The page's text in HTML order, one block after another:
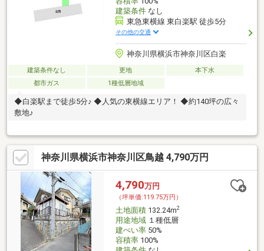
建築条件なし
東急東横線 東白楽駅 徒歩5分
その他の交通
神奈川県横浜市神奈川区白楽
建築条件なし 更地
本下水
都市ガス
1種低層地域
◆白楽駅まで徒歩5分♪ ◆人気の東横線エリア！ ◆約140坪の広々
敷地♪
神奈川県横浜市神奈川区鳥越 4,790万円
4,790万円
（坪単価:119.75万円）
土地面積132.24m2
用途地域１種低層
建ぺい率50%
容積率100%